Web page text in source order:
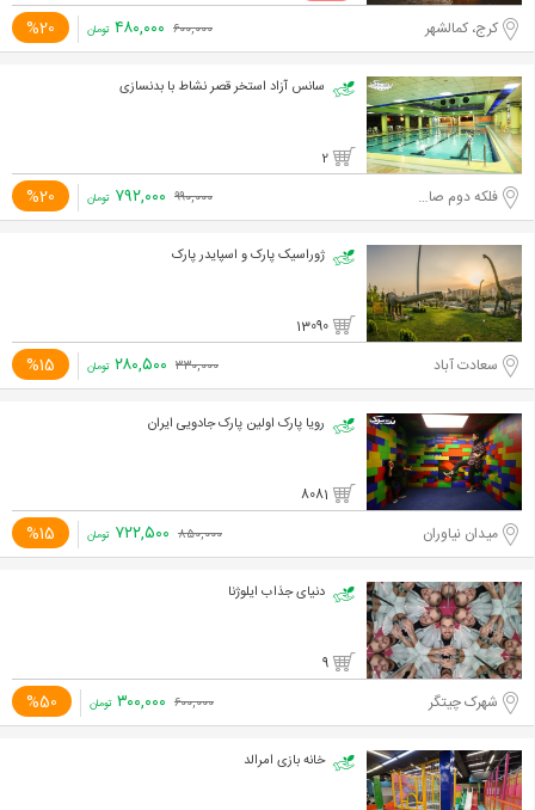
کرج، کمالشهر %20 ۶۰۰,۰۰۰ ۴۸۰,۰۰۰ تومان
سانس آزاد استخر قصر نشاط با بدنسازی
2
فلکه دوم صادقیه %20 ۹۹۰,۰۰۰ ۷۹۲,۰۰۰ تومان
ژوراسیک پارک و اسپایدر پارک
13090
سعادت آباد %15 ۳۳۰,۰۰۰ ۲۸۰,۵۰۰ تومان
رویا پارک اولین پارک جادویی ایران
8081
میدان نیاوران %15 ۸۵۰,۰۰۰ ۷۲۲,۵۰۰ تومان
دنیای جذاب ایلوژنا
9
شهرک چیتگر %50 ۶۰۰,۰۰۰ ۳۰۰,۰۰۰ تومان
خانه بازی امرالد